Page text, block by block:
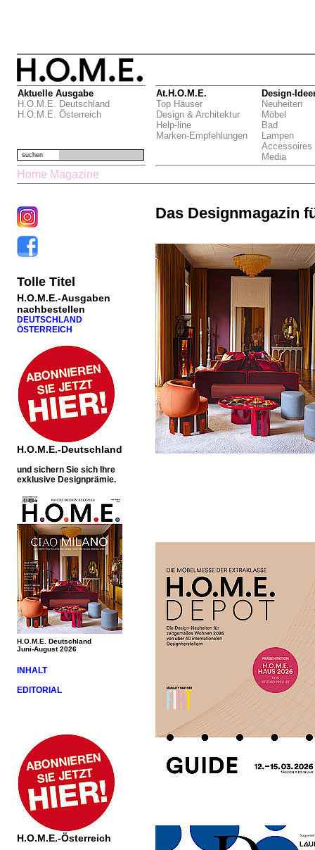
Aktuelle Ausgabe
H.O.M.E. Deutschland
H.O.M.E. Österreich
At.H.O.M.E.
Top Häuser
Design & Architektur
Help-line
Marken-Empfehlungen
Design-
Neuheiten
Möbel
Bad
Lampen
Accessoires
Media
suchen
Home Magazine
Tolle Titel
H.O.M.E.-Ausgaben
nachbestellen
DEUTSCHLAND
ÖSTERREICH
H.O.M.E.-Deutschland
und sichern Sie sich Ihre
exklusive Designprämie.
H.O.M.E. Deutschland
Juni-August 2026
INHALT
EDITORIAL
H.O.M.E.-Österreich
Das Designmagazin